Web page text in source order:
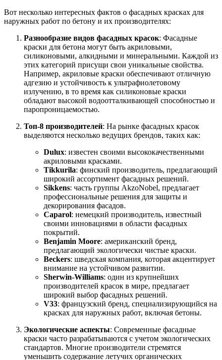
Вот несколько интересных фактов о фасадных красках для
наружных работ по бетону и их производителях:
Разнообразие видов фасадных красок: Фасадные
краски для бетона могут быть акриловыми,
силиконовыми, алкидными и минеральными. Каждой из
этих категорий присущи свои уникальные свойства.
Например, акриловые краски обеспечивают отличную
адгезию и устойчивость к ультрафиолетовому
излучению, в то время как силиконовые краски
обладают высокой водоотталкивающей способностью и
паропроницаемостью.
Топ-8 производителей: На рынке фасадных красок
выделяются несколько ведущих брендов, таких как:
Dulux: известен своими высококачественными
акриловыми красками.
Tikkurila: финский производитель, предлагающий
широкий ассортимент фасадных решений.
Sikkens: часть группы AkzoNobel, предлагает
профессиональные решения для защиты и
декорирования фасадов.
Caparol: немецкий производитель, известный
своими инновациями в области фасадных
покрытий.
Benjamin Moore: американский бренд,
предлагающий экологически чистые краски.
Beckers: шведская компания, которая акцентирует
внимание на устойчивом развитии.
Sherwin-Williams: один из крупнейших
производителей красок в мире, предлагает
широкий выбор фасадных решений.
V33: французский бренд, специализирующийся на
красках для наружных работ, включая бетоны.
Экологические аспекты: Современные фасадные
краски часто разрабатываются с учетом экологических
стандартов. Многие производители стремятся
уменьшить содержание летучих органических